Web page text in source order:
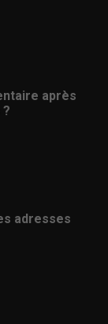
après
adresses